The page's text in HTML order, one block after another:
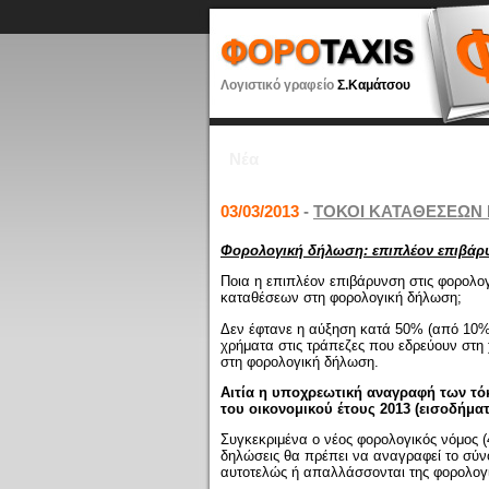
Λογιστικό γραφείο Σ.Καμάτσου
03/03/2013 - ΤΟΚΟΙ ΚΑΤΑΘΕΣΕΩΝ
Φορολογική δήλωση: επιπλέον
Ποια η επιπλέον επιβάρυνση στις
καταθέσεων στη φορολογική δήλωση;
Δεν έφτανε η αύξηση κατά 50% (από
χρήματα στις τράπεζες που εδρεύουν
στη φορολογική δήλωση.
Αιτία η υποχρεωτική αναγραφή των
του οικονομικού έτους 2013
Συγκεκριμένα ο νέος φορολογικός νόμος
δηλώσεις θα πρέπει να αναγραφεί το
αυτοτελώς ή απαλλάσσονται της